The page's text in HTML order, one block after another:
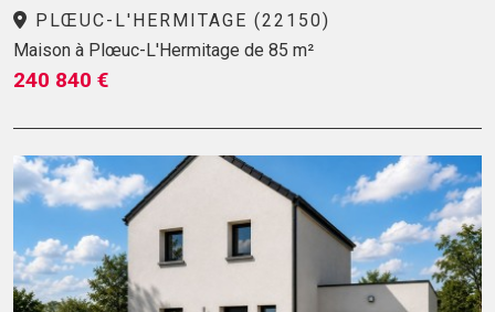
PLŒUC-L'HERMITAGE (22150)
Maison à Plœuc-L'Hermitage de 85 m²
240 840 €